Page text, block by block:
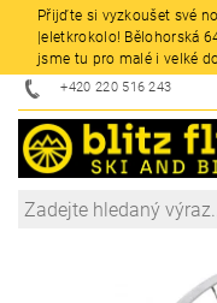
Přijďte si vyzkoušet své
|eletkrokolo! Bělohorská
jsme tu pro malé i velké
+420 220 516 243